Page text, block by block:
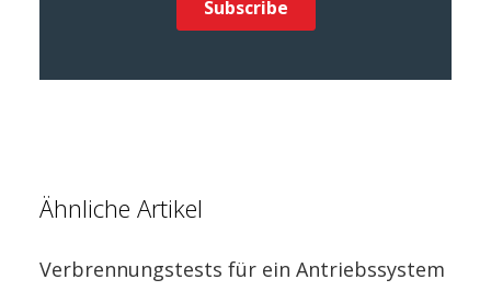
Ähnliche Artikel
Verbrennungstests für ein Antriebssystem